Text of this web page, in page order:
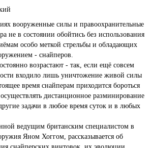
вооруженные силы и правоохранительные
не в состоянии обойтись без использования
особо меткой стрельбы и обладающих
- снайперов.
возрастают - так, если ещё совсем
входило лишь уничтожение живой силы
время снайперам приходится бороться
дистанционное разминирование
задачи в любое время суток и в любых
ведущим британским специалистом в
Яном Хоггом, рассказывается об